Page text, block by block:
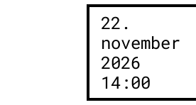
22.
november
2026
14:00